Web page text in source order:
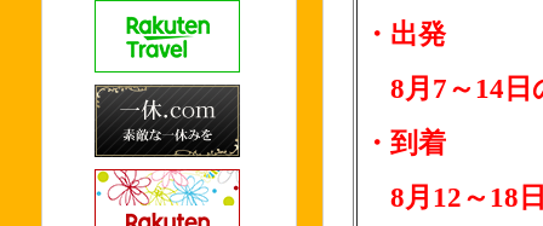
・出発
8月7～14日
・到着
8月12～18